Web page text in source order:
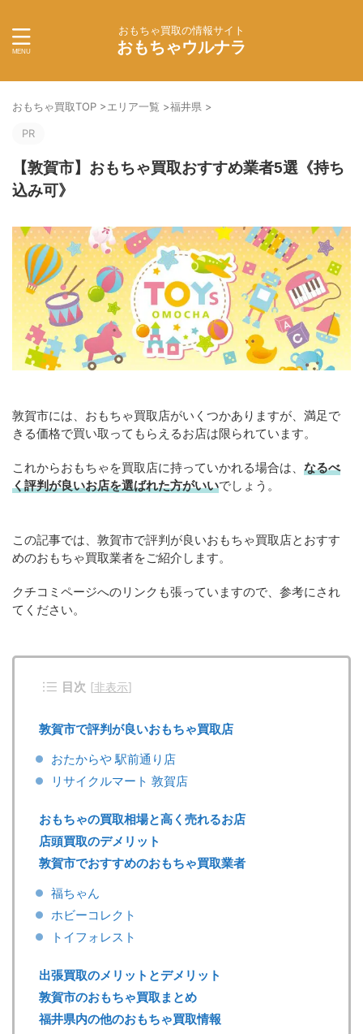
おもちゃ買取の情報サイト
おもちゃウルナラ
おもちゃ買取TOP >エリア一覧 >福井県 >
PR
【敦賀市】おもちゃ買取おすすめ業者5選《持ち
込み可》
敦賀市には、おもちゃ買取店がいくつかありますが、満足で
きる価格で買い取ってもらえるお店は限られています。
これからおもちゃを買取店に持っていかれる場合は、 なるべ
く評判が良いお店を選ばれた方がいいでしょう。
この記事では、敦賀市で評判が良いおもちゃ買取店とおすす
めのおもちゃ買取業者をご紹介します。
クチコミページへのリンクも張っていますので、参考にされ
てください。
目次 [非表示]
敦賀市で評判が良いおもちゃ買取店
おたからや 駅前通り店
リサイクルマート 敦賀店
おもちゃの買取相場と高く売れるお店
店頭買取のデメリット
敦賀市でおすすめのおもちゃ買取業者
福ちゃん
ホビーコレクト
トイフォレスト
出張買取のメリットとデメリット
敦賀市のおもちゃ買取まとめ
福井県内の他のおもちゃ買取情報